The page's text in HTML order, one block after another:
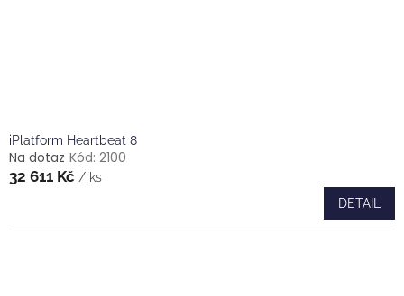
iPlatform Heartbeat 8
Na dotaz Kód: 2100
32 611 Kč / ks
DETAIL